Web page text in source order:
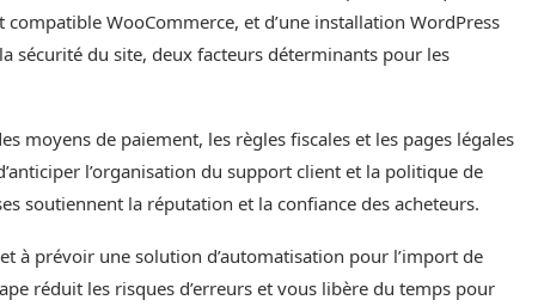
compatible WooCommerce, et d’une installation WordPress
sécurité du site, deux facteurs déterminants pour les
moyens de paiement, les règles fiscales et les pages légales
l’organisation du support client et la politique de
soutiennent la réputation et la confiance des acheteurs.
à prévoir une solution d’automatisation pour l’import de
réduit les risques d’erreurs et vous libère du temps pour